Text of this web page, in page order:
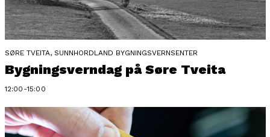
SØRE TVEITA, SUNNHORDLAND BYGNINGSVERNSENTER
Bygningsverndag på Søre Tveita
12:00-15:00